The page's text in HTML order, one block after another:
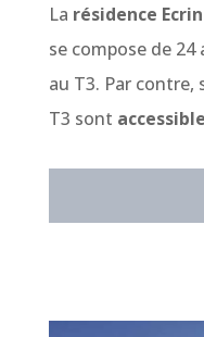
La résidence
se compose de
au T3. Par
T3 sont